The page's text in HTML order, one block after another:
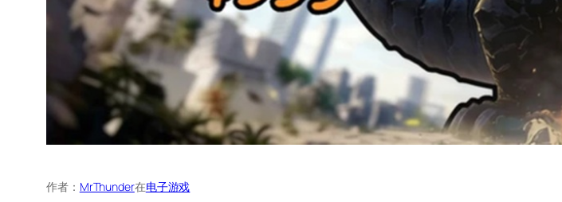
作者： MrThunder在电子游戏